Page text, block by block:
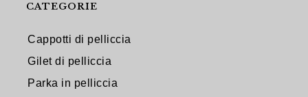
CATEGORIE
Cappotti di pelliccia
Gilet di pelliccia
Parka in pelliccia